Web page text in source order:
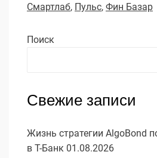
Смартлаб, Пульс, Фин Базар
Поиск
Свежие записи
Жизнь стратегии AlgoBond
в Т-Банк 01.08.2026